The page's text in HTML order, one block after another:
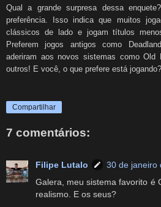
Qual a grande surpresa dessa
preferência. Isso indica que muitos
clássicos de lado e jogam títulos
Preferem jogos antigos como
aderiram aos novos sistemas como Old
outros! E você, o que prefere está
Compartilhar
7 comentários:
Filipe Lutalo
30 de janeiro
Galera, meu sistema favorito é
realismo. E os seus?